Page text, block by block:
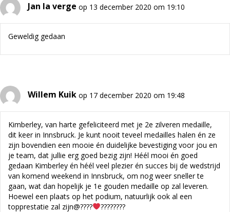
Jan la verge op 13 december 2020 om 19:10
Geweldig gedaan
Willem Kuik op 17 december 2020 om 19:48
Kimberley, van harte gefeliciteerd met je 2e zilveren medaille,
dit keer in Innsbruck. Je kunt nooit teveel medailles halen én ze
zijn bovendien een mooie én duidelijke bevestiging voor jou en
je team, dat jullie erg goed bezig zijn! Héél mooi én goed
gedaan Kimberley én héél veel plezier én succes bij de wedstrijd
van komend weekend in Innsbruck, om nog weer sneller te
gaan, wat dan hopelijk je 1e gouden medaille op zal leveren.
Hoewel een plaats op het podium, natuurlijk ook al een
topprestatie zal zijn@????
????????